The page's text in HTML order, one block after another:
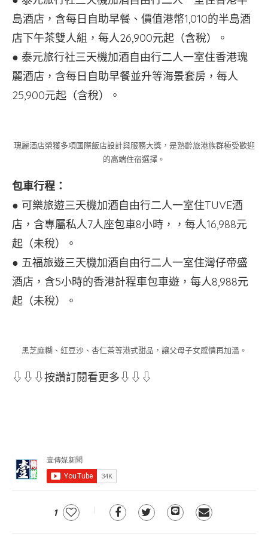
島酒店，含每日自助早餐、價值港幣1,010的半島酒
店下午茶雙人組，每人26,900元起（含稅）。
● 泰元旅行社三天機加酒自由行二人一室住香港瑰
麗酒店，含每日自助早餐並升等海景套房，每人
25,900元起（含稅）。
瑰麗酒店榮獲多項國際飯店設計與服務大獎，是熟齡旅港族群極受歡迎
的高端住宿選擇。
包車行程：
● 可樂旅遊三天機加酒自由行二人一室住TUVE酒
店，含專屬私人7人座包車8小時，，每人16,988元
起（未稅）。
● 五福旅遊三天機加酒自由行二人一室住灣仔帝盛
酒店，含5小時的香港計程車包車遊，每人8,988元
起（未稅）。
黑芝麻糊、紅豆沙、杏仁茶等港式甜品，讓父母子女感情再加溫。
⇩⇩⇩按讚訂閱看更多⇩⇩⇩
1